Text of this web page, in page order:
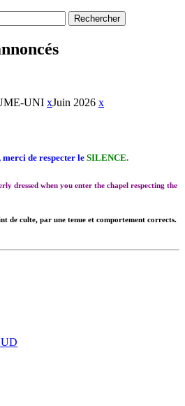
UNI xJuin 2026 x
de respecter le SILENCE.
dressed when you enter the chapel respecting the
de culte, par une tenue et comportement corrects.